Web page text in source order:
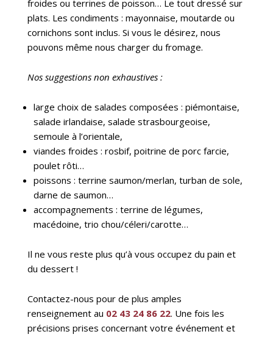
froides ou terrines de poisson… Le tout dressé sur
plats. Les condiments : mayonnaise, moutarde ou
cornichons sont inclus. Si vous le désirez, nous
pouvons même nous charger du fromage.
Nos suggestions non exhaustives :
large choix de salades composées : piémontaise,
salade irlandaise, salade strasbourgeoise,
semoule à l’orientale,
viandes froides : rosbif, poitrine de porc farcie,
poulet rôti…
poissons : terrine saumon/merlan, turban de sole,
darne de saumon…
accompagnements : terrine de légumes,
macédoine, trio chou/céleri/carotte…
Il ne vous reste plus qu’à vous occupez du pain et
du dessert !
Contactez-nous pour de plus amples
renseignement au 02 43 24 86 22. Une fois les
précisions prises concernant votre événement et